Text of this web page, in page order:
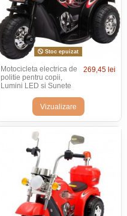
Stoc epuizat
Motocicleta electrica de
politie pentru copii,
Lumini LED si Sunete
269,45 lei
Vizualizare